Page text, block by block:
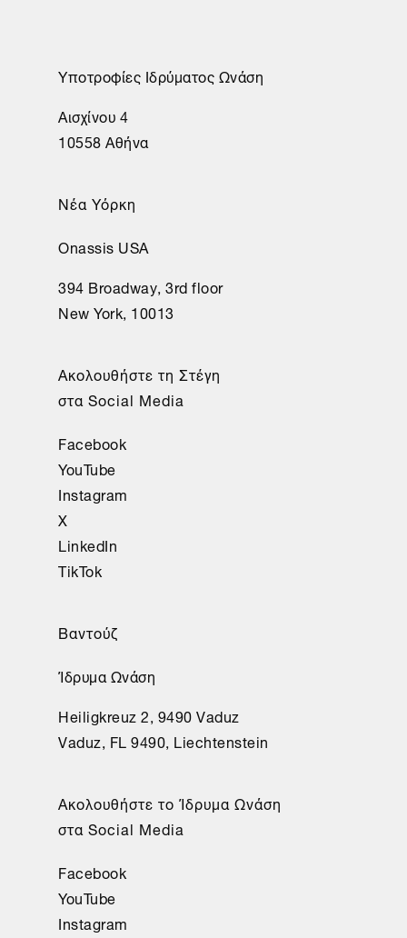
Υποτροφίες Ιδρύματος Ωνάση
Αισχίνου 4
10558 Αθήνα
Νέα Υόρκη
Onassis USA
394 Broadway, 3rd floor
New York, 10013
Ακολουθήστε τη Στέγη
στα Social Media
Facebook
YouTube
Instagram
X
LinkedIn
TikTok
Βαντούζ
Ίδρυμα Ωνάση
Heiligkreuz 2, 9490 Vaduz
Vaduz, FL 9490, Liechtenstein
Aκολουθήστε το Ίδρυμα Ωνάση
στα Social Media
Facebook
YouTube
Instagram